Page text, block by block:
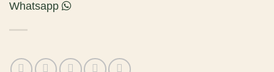
Whatsapp